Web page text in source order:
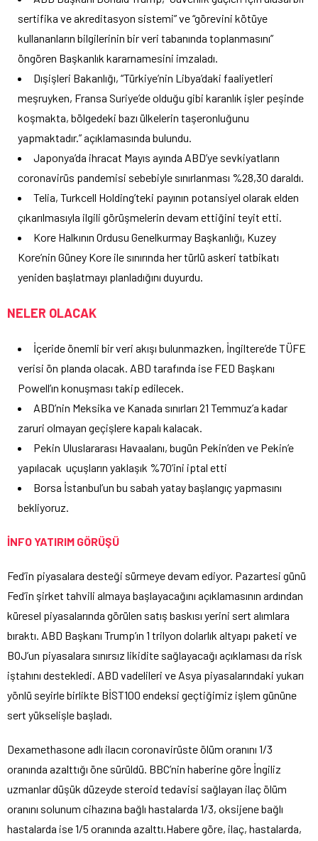
sertifika ve akreditasyon sistemi” ve “görevini kötüye
kullananların bilgilerinin bir veri tabanında toplanmasını”
öngören Başkanlık kararnamesini imzaladı.
Dışişleri Bakanlığı, “Türkiye’nin Libya’daki faaliyetleri
meşruyken, Fransa Suriye’de olduğu gibi karanlık işler peşinde
koşmakta, bölgedeki bazı ülkelerin taşeronluğunu
yapmaktadır.” açıklamasında bulundu.
Japonya’da ihracat Mayıs ayında ABD’ye sevkiyatların
coronavirüs pandemisi sebebiyle sınırlanması %28,30 daraldı.
Telia, Turkcell Holding’teki payının potansiyel olarak elden
çıkarılmasıyla ilgili görüşmelerin devam ettiğini teyit etti.
Kore Halkının Ordusu Genelkurmay Başkanlığı, Kuzey
Kore’nin Güney Kore ile sınırında her türlü askeri tatbikatı
yeniden başlatmayı planladığını duyurdu.
NELER OLACAK
İçeride önemli bir veri akışı bulunmazken, İngiltere’de TÜFE
verisi ön planda olacak. ABD tarafında ise FED Başkanı
Powell’ın konuşması takip edilecek.
ABD’nin Meksika ve Kanada sınırları 21 Temmuz’a kadar
zaruri olmayan geçişlere kapalı kalacak.
Pekin Uluslararası Havaalanı, bugün Pekin’den ve Pekin’e
yapılacak uçuşların yaklaşık %70’ini iptal etti
Borsa İstanbul’un bu sabah yatay başlangıç yapmasını
bekliyoruz.
İNFO YATIRIM GÖRÜŞÜ
Fed’in piyasalara desteği sürmeye devam ediyor. Pazartesi günü
Fed’in şirket tahvili almaya başlayacağını açıklamasının ardından
küresel piyasalarında görülen satış baskısı yerini sert alımlara
bıraktı. ABD Başkanı Trump’ın 1 trilyon dolarlık altyapı paketi ve
BOJ’un piyasalara sınırsız likidite sağlayacağı açıklaması da risk
iştahını destekledi. ABD vadelileri ve Asya piyasalarındaki yukarı
yönlü seyirle birlikte BİST100 endeksi geçtiğimiz işlem gününe
sert yükselişle başladı.
Dexamethasone adlı ilacın coronavirüste ölüm oranını 1/3
oranında azalttığı öne sürüldü. BBC’nin haberine göre İngiliz
uzmanlar düşük düzeyde steroid tedavisi sağlayan ilaç ölüm
oranını solunum cihazına bağlı hastalarda 1/3, oksijene bağlı
hastalarda ise 1/5 oranında azalttı.Habere göre, ilaç, hastalarda,